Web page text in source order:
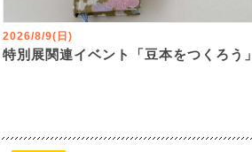
2026/8/9(日)
特別展関連イベント「豆本をつくろう」